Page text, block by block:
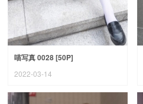
喵写真 0028 [50P]
2022-03-14